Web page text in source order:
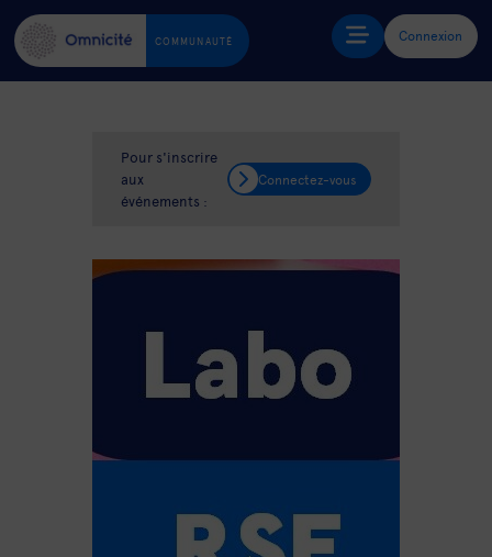
COMMUNAUTÉ Connexion
Pour s'inscrire
aux
événements :
Connectez-vous